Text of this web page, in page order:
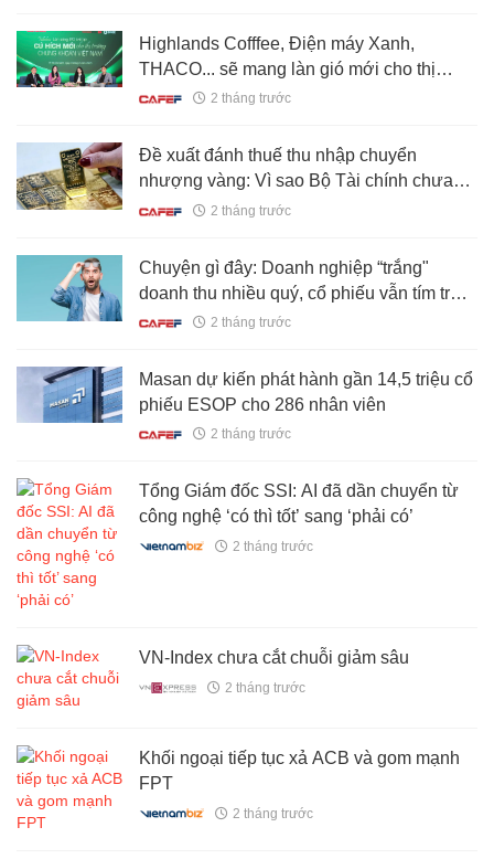
Highlands Cofffee, Điện máy Xanh,
THACO... sẽ mang làn gió mới cho thị
trường chứng khoán?
2 tháng trước
Đề xuất đánh thuế thu nhập chuyển
nhượng vàng: Vì sao Bộ Tài chính chưa
chốt?
2 tháng trước
Chuyện gì đây: Doanh nghiệp “trắng"
doanh thu nhiều quý, cổ phiếu vẫn tím trần
8 phiên liên tiếp
2 tháng trước
Masan dự kiến phát hành gần 14,5 triệu cổ
phiếu ESOP cho 286 nhân viên
2 tháng trước
Tổng Giám đốc SSI: AI đã dần chuyển từ
công nghệ ‘có thì tốt’ sang ‘phải có’
2 tháng trước
VN-Index chưa cắt chuỗi giảm sâu
2 tháng trước
Khối ngoại tiếp tục xả ACB và gom mạnh
FPT
2 tháng trước